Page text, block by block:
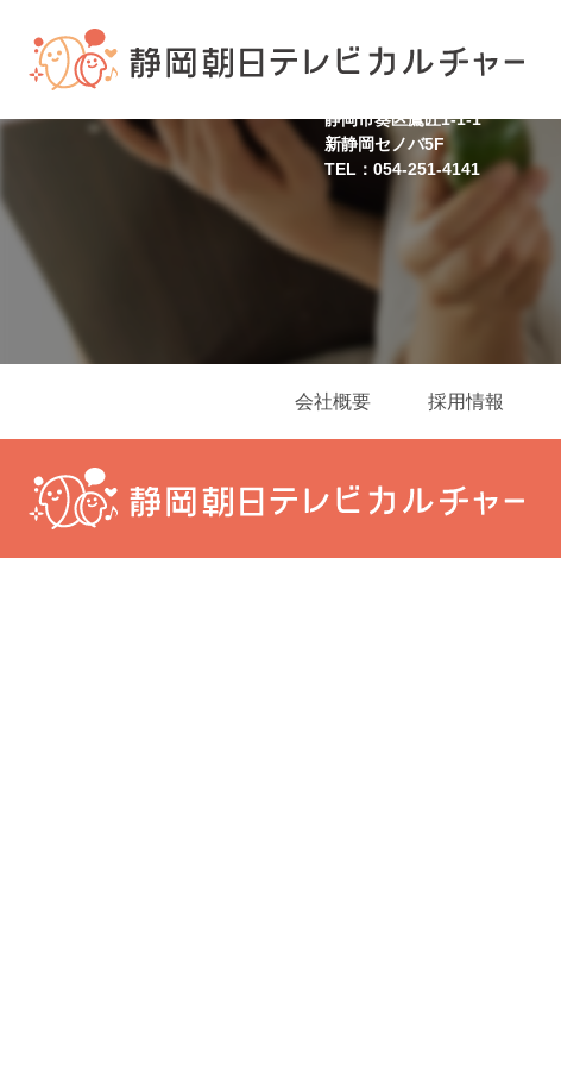
静岡スクール
静岡市葵区鷹匠1-1-1
新静岡セノバ5F
TEL：054-251-4141
会社概要 採用情報